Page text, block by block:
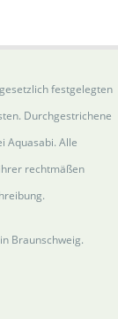
festgelegten
Durchgestrichene
Aquasabi. Alle
rechtmäßen
Braunschweig.